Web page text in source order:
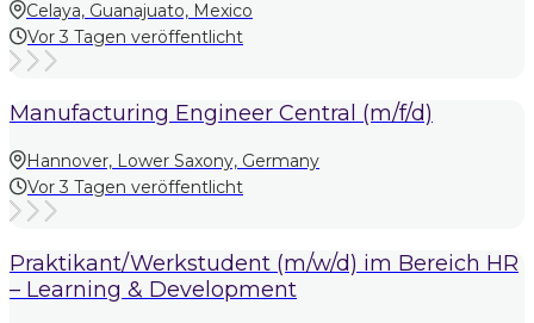
Celaya, Guanajuato, Mexico
Vor 3 Tagen veröffentlicht
Manufacturing Engineer Central (m/f/d)
Hannover, Lower Saxony, Germany
Vor 3 Tagen veröffentlicht
Praktikant/Werkstudent (m/w/d) im Bereich HR
– Learning & Development